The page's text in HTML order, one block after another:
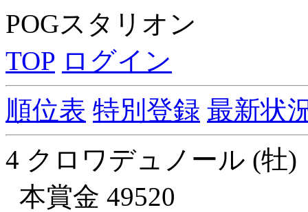
POGスタリオン
TOP ログイン
順位表 特別登録 最新状
4 クロワデュノール (牡)
本賞金 49520